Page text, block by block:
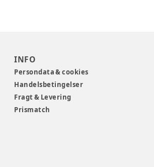
INFO
Persondata & cookies
Handelsbetingelser
Fragt & Levering
Prismatch